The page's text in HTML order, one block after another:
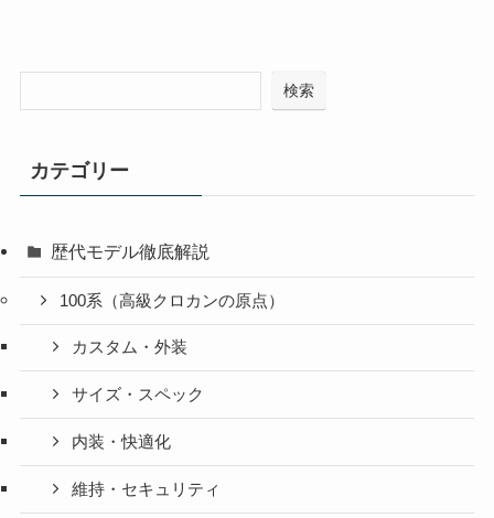
検索
カテゴリー
歴代モデル徹底解説
100系（高級クロカンの原点）
カスタム・外装
サイズ・スペック
内装・快適化
維持・セキュリティ